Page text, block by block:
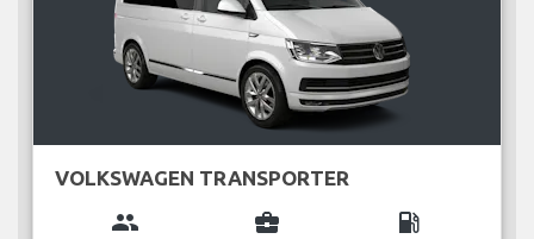
VOLKSWAGEN TRANSPORTER
group business_center local_gas_station